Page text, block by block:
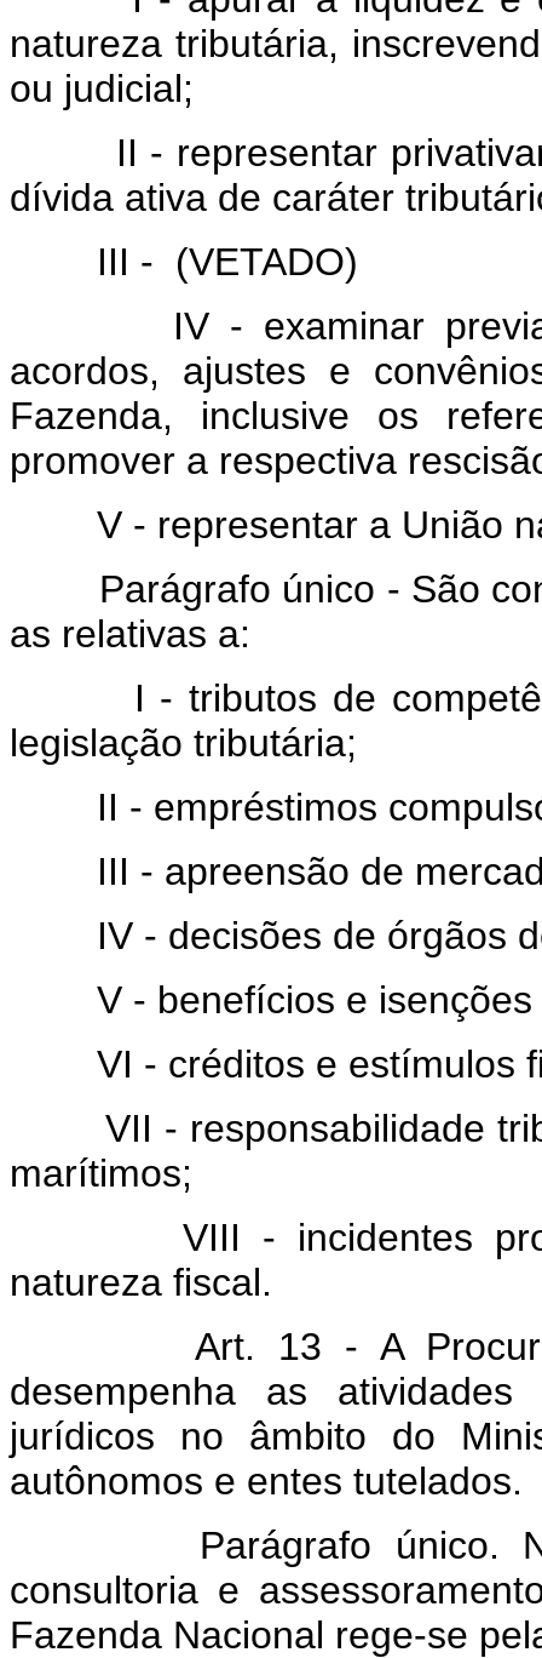
natureza tributária,
ou judicial;
II - representar
dívida ativa de caráter
III - (VETADO)
IV - examinar
acordos, ajustes e
Fazenda, inclusive os
promover a respectiva
V - representar a União
Parágrafo único - São
as relativas a:
I - tributos de
legislação tributária;
II - empréstimos
III - apreensão de
IV - decisões de órgãos
V - benefícios e
VI - créditos e estímulos
VII - responsabilidade
marítimos;
VIII - incidentes
natureza fiscal.
Art. 13 - A
desempenha as
jurídicos no âmbito do
autônomos e entes tutelados.
Parágrafo único.
consultoria e
Fazenda Nacional rege-se